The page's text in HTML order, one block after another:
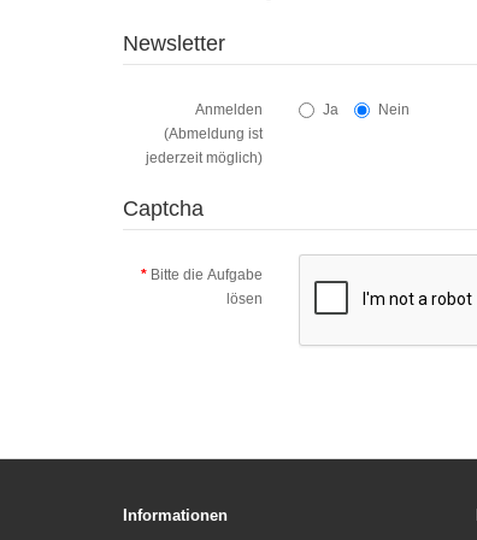
Newsletter
Anmelden
(Abmeldung ist
jederzeit möglich)
Ja Nein
Captcha
Bitte die Aufgabe
lösen
Informationen